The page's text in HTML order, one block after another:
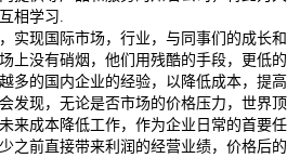
相学习.
实现国际市场，行业，与同事们的成长和
上没有硝烟，他们用残酷的手段，更低的
多的国内企业的经验，以降低成本，提高
发现，无论是否市场的价格压力，世界顶
来成本降低工作，作为企业日常的首要任
之前直接带来利润的经营业绩，价格后的